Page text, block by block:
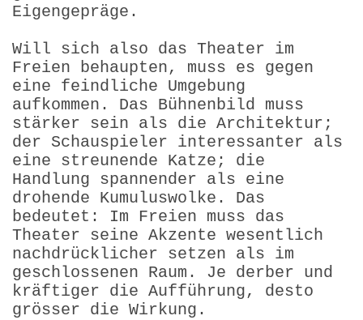
Eigengepräge.
Will sich also das Theater im
Freien behaupten, muss es gegen
eine feindliche Umgebung
aufkommen. Das Bühnenbild muss
stärker sein als die Architektur;
der Schauspieler interessanter als
eine streunende Katze; die
Handlung spannender als eine
drohende Kumuluswolke. Das
bedeutet: Im Freien muss das
Theater seine Akzente wesentlich
nachdrücklicher setzen als im
geschlossenen Raum. Je derber und
kräftiger die Aufführung, desto
grösser die Wirkung.